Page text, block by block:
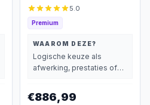
5.0
Premium
WAAROM DEZE?
Logische keuze als
afwerking, prestaties of
€886,99